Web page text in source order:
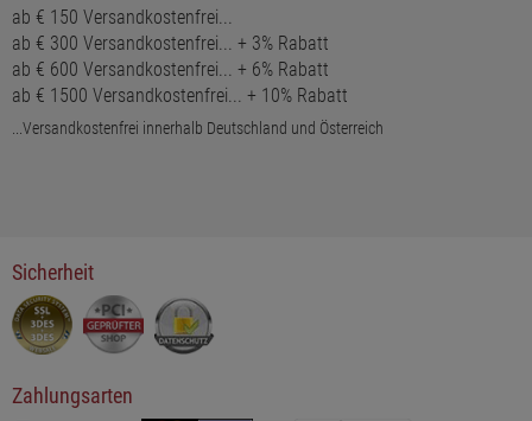
ab € 150 Versandkostenfrei...
ab € 300 Versandkostenfrei... + 3% Rabatt
ab € 600 Versandkostenfrei... + 6% Rabatt
ab € 1500 Versandkostenfrei... + 10% Rabatt
...Versandkostenfrei innerhalb Deutschland und Österreich
Sicherheit
Zahlungsarten